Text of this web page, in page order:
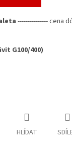
---------------cena
G100/400)
HLÍDAT